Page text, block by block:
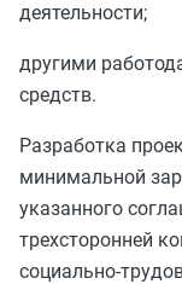
деятельности;
другими
средств.
Разработка
минимальной
указанного
трехсторонней
социально-